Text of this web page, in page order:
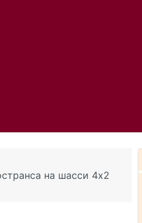
на шасси 4х2